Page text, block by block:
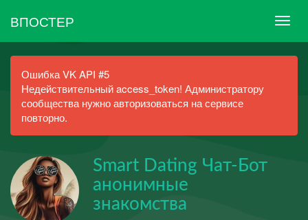
ВПОСТЕР
Ошибка VK API #5
Недействительный access_token! Администратору
сообщества нужно авторизоваться на сервисе
повторно.
Smart Dating Чат-Бот
анонимные
знакомства